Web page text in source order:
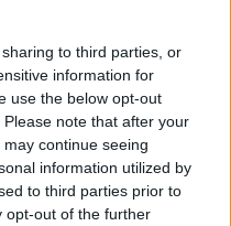
to third parties, or
information for
use the below opt-out
note that after your
continue seeing
information utilized by
to third parties prior to
opt-out of the further
- Βιουγιουκλάκη! Τον